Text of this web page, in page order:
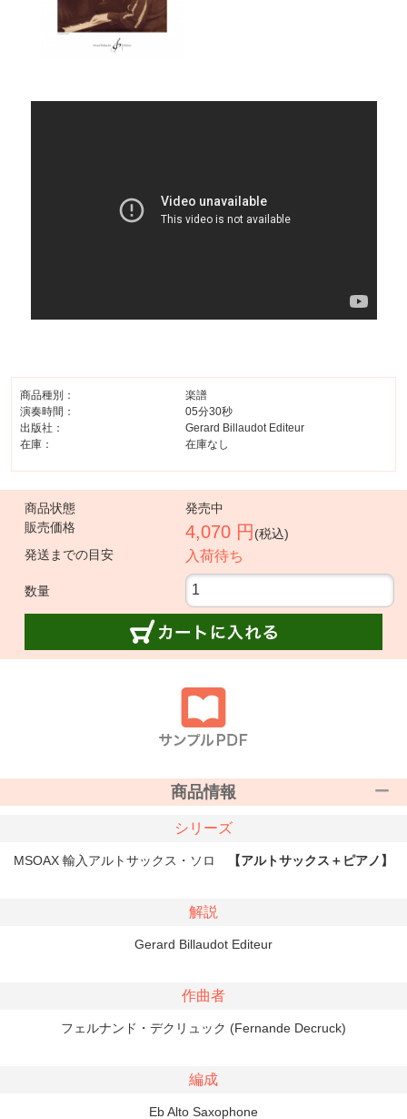
商品種別：
楽譜
演奏時間：
05分30秒
出版社：
Gerard Billaudot Editeur
在庫：
在庫なし
商品状態
発売中
販売価格
4,070 円 (税込)
発送までの目安
入荷待ち
数量
商品情報
シリーズ
MSOAX 輸入アルトサックス・ソロ 【アルトサックス＋ピアノ】
解説
Gerard Billaudot Editeur
作曲者
フェルナンド・デクリュック (Fernande Decruck)
編成
Eb Alto Saxophone